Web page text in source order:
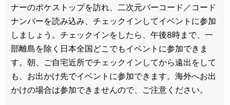
ナーのポケストップを訪れ、二次元バーコード／コード
ナンバーを読み込み、チェックインしてイベントに参加
しましょう。チェックインをしたら、午後8時まで、一
部離島を除く日本全国どこでもイベントに参加できま
す。朝、ご自宅近所でチェックインしてから遠出をして
も、お出かけ先でイベントに参加できます。海外へお出
かけの場合は参加できませんので、ご注意ください。